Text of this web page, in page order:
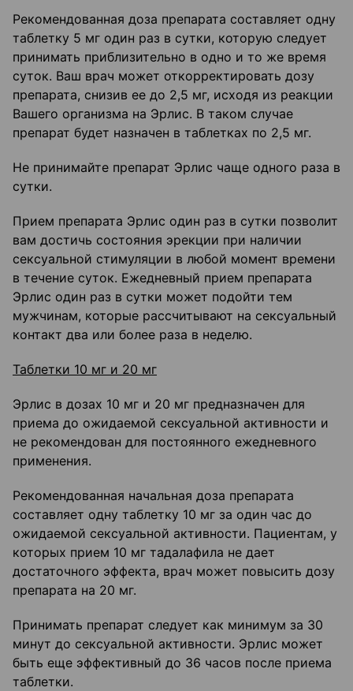
Рекомендованная доза препарата составляет одну
таблетку 5 мг один раз в сутки, которую следует
принимать приблизительно в одно и то же время
суток. Ваш врач может откорректировать дозу
препарата, снизив ее до 2,5 мг, исходя из реакции
Вашего организма на Эрлис. В таком случае
препарат будет назначен в таблетках по 2,5 мг.
Не принимайте препарат Эрлис чаще одного раза в
сутки.
Прием препарата Эрлис один раз в сутки позволит
вам достичь состояния эрекции при наличии
сексуальной стимуляции в любой момент времени
в течение суток. Ежедневный прием препарата
Эрлис один раз в сутки может подойти тем
мужчинам, которые рассчитывают на сексуальный
контакт два или более раза в неделю.
Таблетки 10 мг и 20 мг
Эрлис в дозах 10 мг и 20 мг предназначен для
приема до ожидаемой сексуальной активности и
не рекомендован для постоянного ежедневного
применения.
Рекомендованная начальная доза препарата
составляет одну таблетку 10 мг за один час до
ожидаемой сексуальной активности. Пациентам, у
которых прием 10 мг тадалафила не дает
достаточного эффекта, врач может повысить дозу
препарата на 20 мг.
Принимать препарат следует как минимум за 30
минут до сексуальной активности. Эрлис может
быть еще эффективный до 36 часов после приема
таблетки.